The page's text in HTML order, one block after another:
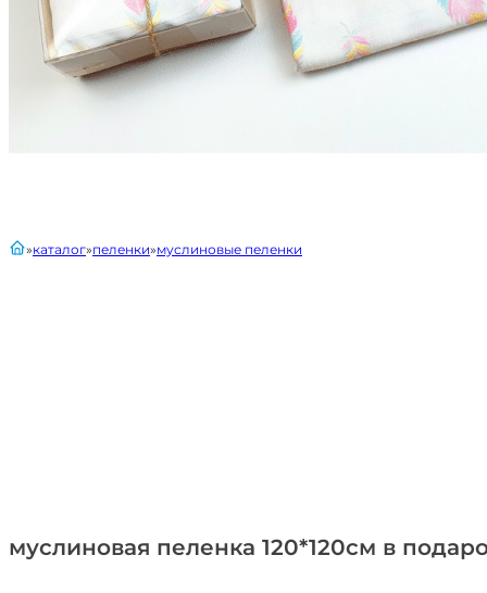
муслиновая пеленка 120*120см в
главнаякаталог пеленки муслиновые пеленки